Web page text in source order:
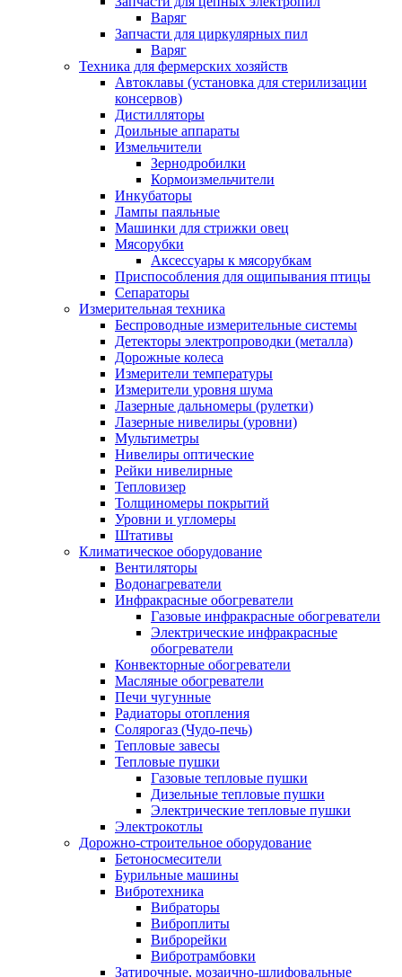
Варяг
Запчасти для циркулярных пил
Варяг
Техника для фермерских хозяйств
Автоклавы (установка для стерилизации
консервов)
Дистилляторы
Доильные аппараты
Измельчители
Зернодробилки
Кормоизмельчители
Инкубаторы
Лампы паяльные
Машинки для стрижки овец
Мясорубки
Аксессуары к мясорубкам
Приспособления для ощипывания птицы
Сепараторы
Измерительная техника
Беспроводные измерительные системы
Детекторы электропроводки (металла)
Дорожные колеса
Измерители температуры
Измерители уровня шума
Лазерные дальномеры (рулетки)
Лазерные нивелиры (уровни)
Мультиметры
Нивелиры оптические
Рейки нивелирные
Тепловизер
Толщиномеры покрытий
Уровни и угломеры
Штативы
Климатическое оборудование
Вентиляторы
Водонагреватели
Инфракрасные обогреватели
Газовые инфракрасные обогреватели
Электрические инфракрасные
обогреватели
Конвекторные обогреватели
Масляные обогреватели
Печи чугунные
Радиаторы отопления
Солярогаз (Чудо-печь)
Тепловые завесы
Тепловые пушки
Газовые тепловые пушки
Дизельные тепловые пушки
Электрические тепловые пушки
Электрокотлы
Дорожно-строительное оборудование
Бетоносмесители
Бурильные машины
Вибротехника
Вибраторы
Виброплиты
Виброрейки
Вибротрамбовки
Затирочные, мозаично-шлифовальные